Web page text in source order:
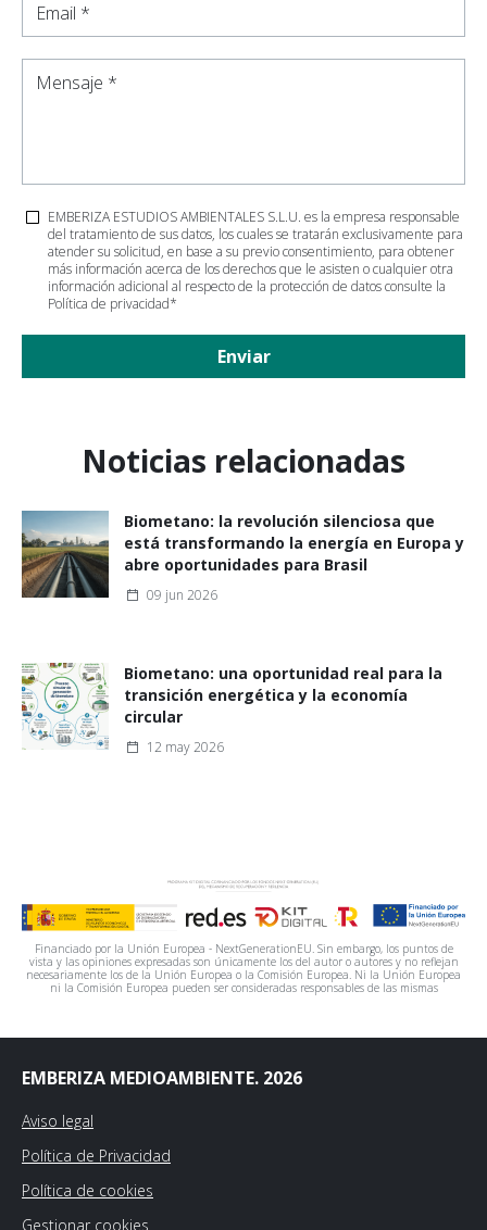
Email *
Mensaje *
EMBERIZA ESTUDIOS AMBIENTALES S.L.U. es la empresa responsable
del tratamiento de sus datos, los cuales se tratarán exclusivamente para
atender su solicitud, en base a su previo consentimiento, para obtener
más información acerca de los derechos que le asisten o cualquier otra
información adicional al respecto de la protección de datos consulte la
Política de privacidad*
Enviar
Noticias relacionadas
Biometano: la revolución silenciosa que
está transformando la energía en Europa y
abre oportunidades para Brasil
09 jun 2026
Biometano: una oportunidad real para la
transición energética y la economía
circular
12 may 2026
Financiado por la Unión Europea - NextGenerationEU. Sin embargo, los puntos de
vista y las opiniones expresadas son únicamente los del autor o autores y no reflejan
necesariamente los de la Unión Europea o la Comisión Europea. Ni la Unión Europea
ni la Comisión Europea pueden ser consideradas responsables de las mismas
EMBERIZA MEDIOAMBIENTE. 2026
Aviso legal
Política de Privacidad
Política de cookies
Gestionar cookies